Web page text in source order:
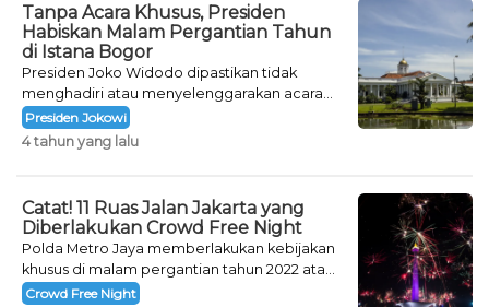
Tanpa Acara Khusus, Presiden
Habiskan Malam Pergantian Tahun
di Istana Bogor
Presiden Joko Widodo dipastikan tidak
menghadiri atau menyelenggarakan acara
khusus untuk mengisi malam pergantian
tahun.
Presiden Jokowi
4 tahun yang lalu
Catat! 11 Ruas Jalan Jakarta yang
Diberlakukan Crowd Free Night
Polda Metro Jaya memberlakukan kebijakan
khusus di malam pergantian tahun 2022 atau
Crowd Free Night selama dua hari.
Crowd Free Night